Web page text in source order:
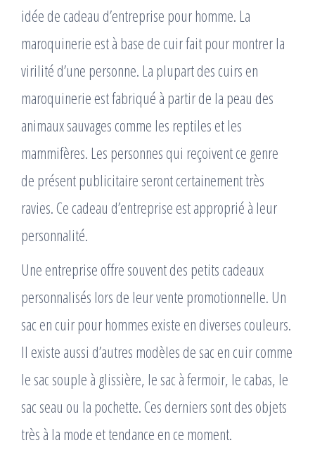
idée de cadeau d’entreprise pour homme. La
maroquinerie est à base de cuir fait pour montrer la
virilité d’une personne. La plupart des cuirs en
maroquinerie est fabriqué à partir de la peau des
animaux sauvages comme les reptiles et les
mammifères. Les personnes qui reçoivent ce genre
de présent publicitaire seront certainement très
ravies. Ce cadeau d’entreprise est approprié à leur
personnalité.
Une entreprise offre souvent des petits cadeaux
personnalisés lors de leur vente promotionnelle. Un
sac en cuir pour hommes existe en diverses couleurs.
Il existe aussi d’autres modèles de sac en cuir comme
le sac souple à glissière, le sac à fermoir, le cabas, le
sac seau ou la pochette. Ces derniers sont des objets
très à la mode et tendance en ce moment.